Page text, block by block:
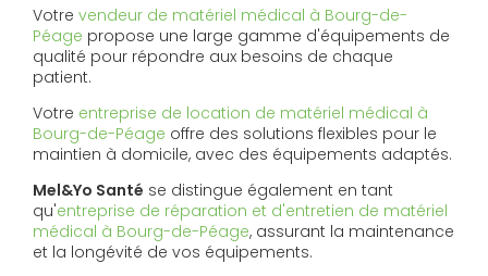
Votre vendeur de matériel médical à Bourg-de-
Péage propose une large gamme d'équipements de
qualité pour répondre aux besoins de chaque
patient.
Votre entreprise de location de matériel médical à
Bourg-de-Péage offre des solutions flexibles pour le
maintien à domicile, avec des équipements adaptés.
Mel&Yo Santé se distingue également en tant
qu'entreprise de réparation et d'entretien de matériel
médical à Bourg-de-Péage, assurant la maintenance
et la longévité de vos équipements.